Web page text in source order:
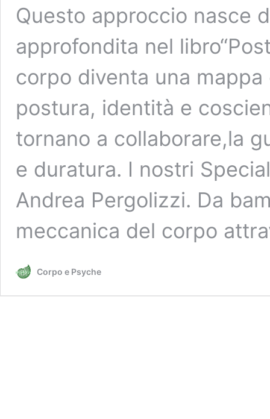
Questo approccio nasce
approfondita nel
corpo diventa una
postura, identità e
tornano a collaborare,la
e duratura. I nostri
Andrea Pergolizzi. Da
meccanica del corpo
Corpo e Psyche